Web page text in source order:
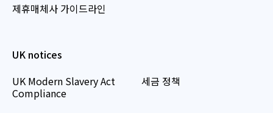
제휴매체사 가이드라인
UK notices
UK Modern Slavery Act
Compliance
세금 정책